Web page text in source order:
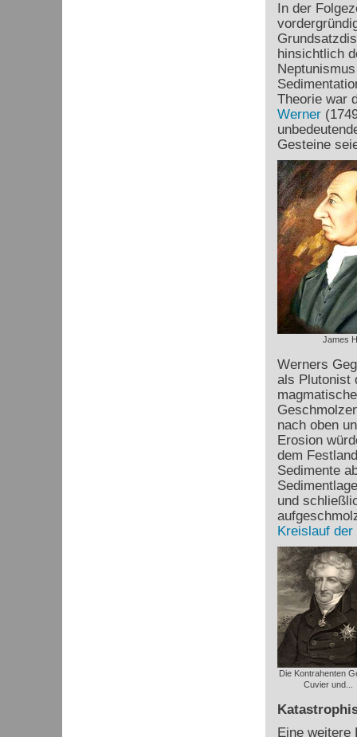
In der
hinsichtlich
Theorie war
Werner
Gesteine
James
Werners
als Plutonist
nach oben
Erosion
dem
Sedimente
und
Kreislauf der
Die Kontrahenten
Cuvier und...
Eine weitere